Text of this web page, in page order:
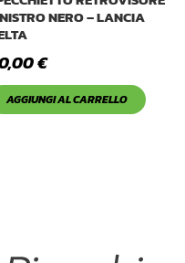
NERO – LANCIA
€
AGGIUNGI AL CARRELLO